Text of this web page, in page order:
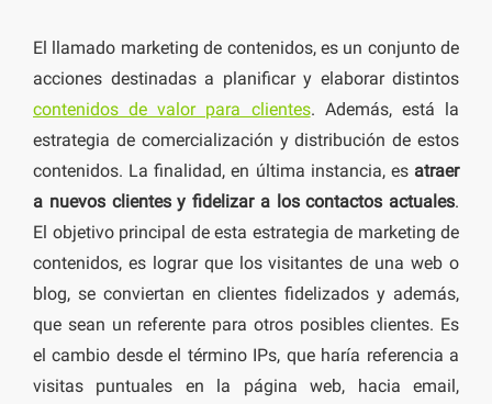
El llamado marketing de contenidos, es un conjunto de
acciones destinadas a planificar y elaborar distintos
contenidos de valor para clientes. Además, está la
estrategia de comercialización y distribución de estos
contenidos. La finalidad, en última instancia, es atraer
a nuevos clientes y fidelizar a los contactos actuales.
El objetivo principal de esta estrategia de marketing de
contenidos, es lograr que los visitantes de una web o
blog, se conviertan en clientes fidelizados y además,
que sean un referente para otros posibles clientes. Es
el cambio desde el término IPs, que haría referencia a
visitas puntuales en la página web, hacia email,